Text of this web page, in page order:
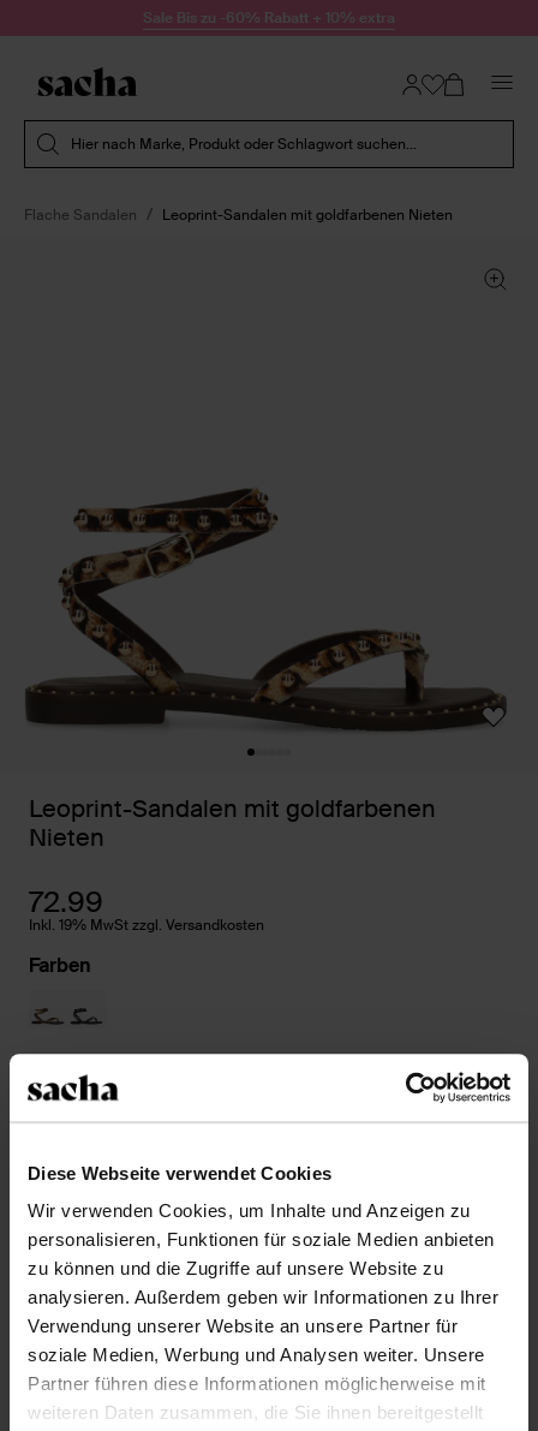
Diese Webseite verwendet Cookies
Wir verwenden Cookies, um Inhalte und Anzeigen zu
personalisieren, Funktionen für soziale Medien anbieten
zu können und die Zugriffe auf unsere Website zu
analysieren. Außerdem geben wir Informationen zu Ihrer
Verwendung unserer Website an unsere Partner für
soziale Medien, Werbung und Analysen weiter. Unsere
Partner führen diese Informationen möglicherweise mit
weiteren Daten zusammen, die Sie ihnen bereitgestellt
Zum Inhalt springenSale Bis zu -60% Rabatt + 10% extra
Hier nach Marke, Produkt oder Schlagwort suchen...
Flache Sandalen Leoprint-Sandalen mit goldfarbenen Nieten
Leoprint-Sandalen mit goldfarbenen
Nieten
72.99
Inkl. 19% MwSt zzgl. Versandkosten
Farben
Größe auswählen
14 Tage Bedenkzeit
Produktbeschreibung
Sandalen mit goldfarbenen Nieten und Leoprint der
Marke Sacha. Die Sandalen haben ein
Knöchelriemchen mit Schnalle und einen 1 cm hohen